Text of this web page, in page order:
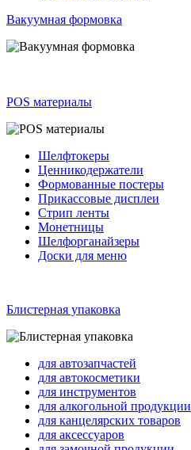
Вакуумная формовка
POS материалы
Шелфтокеры
Ценникодержатели
Формованные постеры
Прикассовые дисплеи
Стрип ленты
Монетницы
Шелфорганайзеры
Доски для меню
Блистерная упаковка
для автозапчастей
для автокосметики
для инструментов
для алкогольной продукции
для канцелярских товаров
для аксессуаров